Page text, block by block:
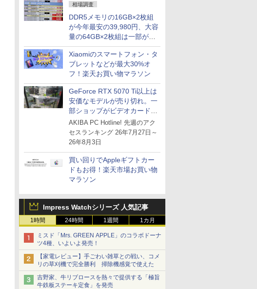
相場調査
DDR5メモリの16GB×2枚組
が今年最安の39,980円、大容
量の64GB×2枚組は一部が続
騰 [8月前半のメモリ価格]
Xiaomiのスマートフォン・タ
ブレットなどが最大30%オ
フ！楽天お買い物マラソン
GeForce RTX 5070 Ti以上は
安価なモデルが売り切れ。一
部ショップがビデオカードの
購入制限を実施したニュース
が注目を集める
AKIBA PC Hotline! 先週のアク
セスランキング 26年7月27日～
26年8月3日
買い回りでAppleギフトカー
ドもお得！楽天市場お買い物
マラソン
Impress Watchシリーズ 人気記事
1時間 24時間 1週間 1カ月
ミスド「Mrs. GREEN APPLE」のコラボドーナ
ツ4種、いよいよ発売！
【家電レビュー】手ごわい雑草との戦い、コメ
リの草刈機で完全勝利 掃除機感覚で使えた
吉野家、牛リブロースを熱々で提供する「極旨
牛鉄板ステーキ定食」を発売